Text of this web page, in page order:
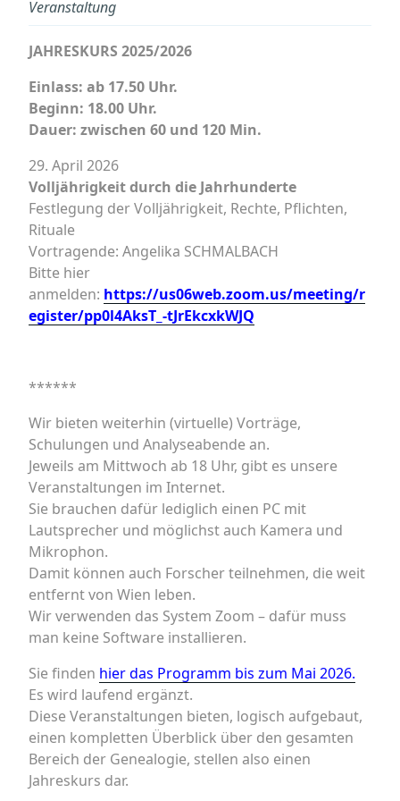
Veranstaltung
JAHRESKURS 2025/2026
Einlass: ab 17.50 Uhr.
Beginn: 18.00 Uhr.
Dauer: zwischen 60 und 120 Min.
29. April 2026
Volljährigkeit durch die Jahrhunderte
Festlegung der Volljährigkeit, Rechte, Pflichten,
Rituale
Vortragende: Angelika SCHMALBACH
Bitte hier
anmelden: https://us06web.zoom.us/meeting/r
egister/pp0l4AksT_-tJrEkcxkWJQ
******
Wir bieten weiterhin (virtuelle) Vorträge,
Schulungen und Analyseabende an.
Jeweils am Mittwoch ab 18 Uhr, gibt es unsere
Veranstaltungen im Internet.
Sie brauchen dafür lediglich einen PC mit
Lautsprecher und möglichst auch Kamera und
Mikrophon.
Damit können auch Forscher teilnehmen, die weit
entfernt von Wien leben.
Wir verwenden das System Zoom – dafür muss
man keine Software installieren.
Sie finden hier das Programm bis zum Mai 2026.
Es wird laufend ergänzt.
Diese Veranstaltungen bieten, logisch aufgebaut,
einen kompletten Überblick über den gesamten
Bereich der Genealogie, stellen also einen
Jahreskurs dar.